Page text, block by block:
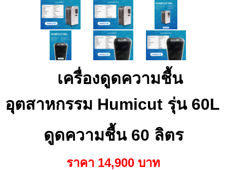
เครื่องดูดความชื้น
อุตสาหกรรม Humicut รุ่น 60L
ดูดความชื้น 60 ลิตร
ราคา 14,900 บาท